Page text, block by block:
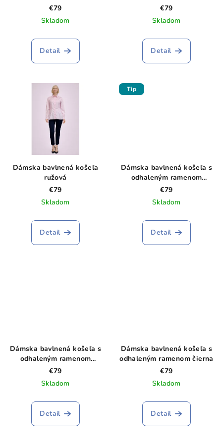
€79
Skladom
Detail
€79
Skladom
Detail
Dámska bavlnená košeľa
ružová
€79
Skladom
Detail
Tip
Dámska bavlnená košeľa s
odhaleným ramenom
burgundy
€79
Skladom
Detail
Dámska bavlnená košeľa s
odhaleným ramenom
červená
€79
Skladom
Detail
Dámska bavlnená košeľa s
odhaleným ramenom čierna
€79
Skladom
Detail